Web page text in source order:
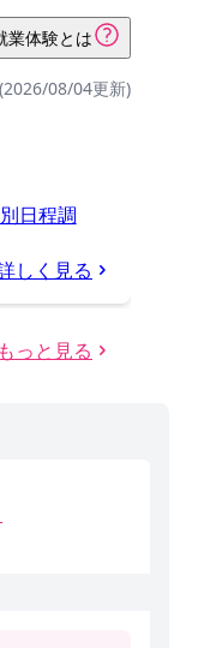
業体験とは
(2026/08/04更新)
日程調
しく見る
っと見る